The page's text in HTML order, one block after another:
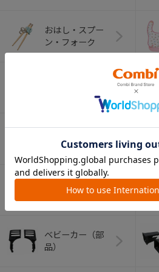
おはし・スプー
ン・フォーク
（ヘルメット）
ベビーカー（部
品）